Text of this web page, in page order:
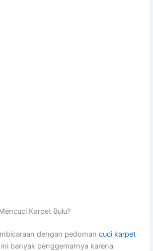
Karpet Bulu?
dengan pedomancuci karpet
banyak penggemarnya karena